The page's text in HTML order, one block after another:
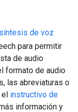
de voz
para permitir
de audio
formato de audio
las abreviaturas o
el instructivo de
información y